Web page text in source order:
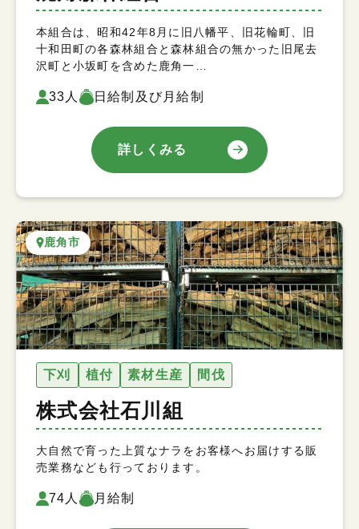
本組合は、昭和42年8月に旧八幡平、旧花輪町、旧
十和田町の各森林組合と森林組合の無かった旧尾去
沢町と小坂町を含めた鹿角一…
33人 日給制及び月給制
詳しくみる
鹿角市
下刈 植付 素材生産 間伐
株式会社石川組
大自然で育った上質なナラをお客様へお届けする販
売業務なども行っております。
74人 月給制